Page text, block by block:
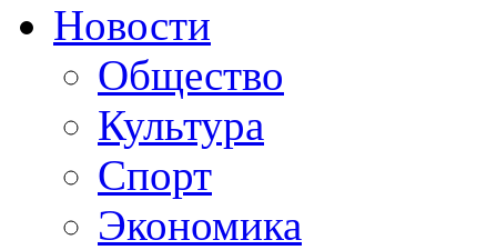
Новости
Общество
Культура
Спорт
Экономика